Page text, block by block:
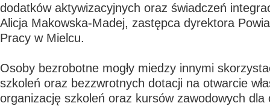
dodatków aktywizacyjnych oraz świadczeń
Alicja Makowska-Madej, zastępca dyrektora
Pracy w Mielcu.
Osoby bezrobotne mogły miedzy innymi
szkoleń oraz bezzwrotnych dotacji na otwarcie
organizację szkoleń oraz kursów zawodowych dla